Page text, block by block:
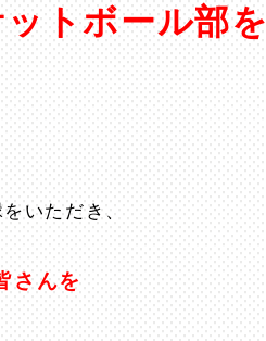
トボール部を
いただき、
さんを